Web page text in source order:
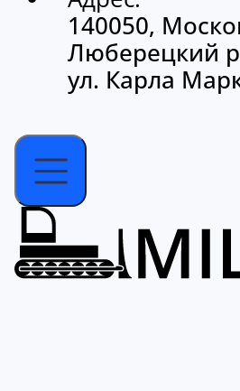
140050,
Люберецкий
ул. Карла